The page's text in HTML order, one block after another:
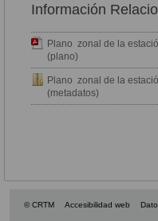
Información
Plano zonal de la
(plano)
Plano zonal de la
(metadatos)
© CRTM Accesibilidad web